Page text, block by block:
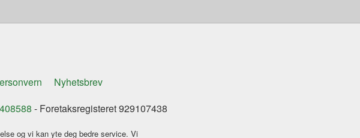
Nyhetsbrev
- Foretaksregisteret 929107438
og vi kan yte deg bedre service. Vi